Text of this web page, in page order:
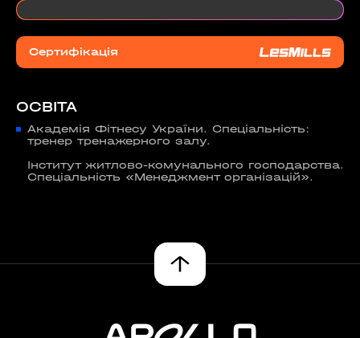
Сертифікація
ОСВІТА
Академія Фітнесу України. Спеціальність:
тренер тренажерного залу.
Інститут житлово-комунального господарства.
Спеціальність «Менеджмент організацій».